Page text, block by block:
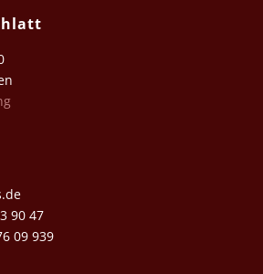
90 47
09 939